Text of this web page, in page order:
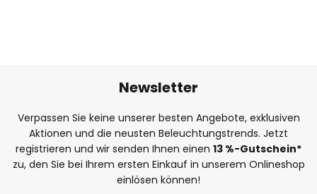
Newsletter
Verpassen Sie keine unserer besten Angebote, exklusiven
Aktionen und die neusten Beleuchtungstrends. Jetzt
registrieren und wir senden Ihnen einen 13 %-Gutschein*
zu, den Sie bei Ihrem ersten Einkauf in unserem Onlineshop
einlösen können!